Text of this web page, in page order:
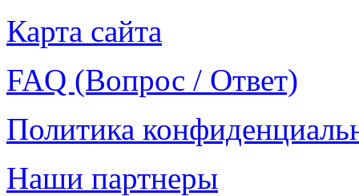
Карта сайта
FAQ (Вопрос / Ответ)
Политика
Наши партнеры